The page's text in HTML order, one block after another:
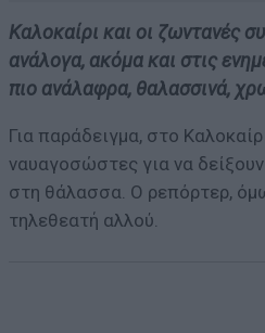
Καλοκαίρι και οι ζωντανές
ανάλογα, ακόμα και στις
πιο ανάλαφρα, θαλασσινά,
Για παράδειγμα, στο
ναυαγοσώστες για να
στη θάλασσα. Ο ρεπόρτερ,
τηλεθεατή αλλού.